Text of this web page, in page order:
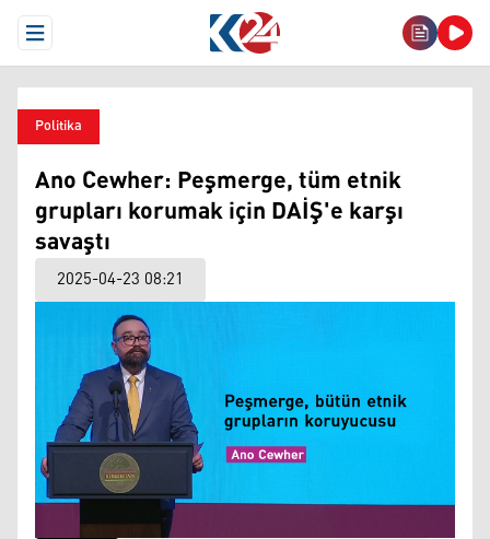
Open Menu
Politika
Ano Cewher: Peşmerge, tüm etnik
grupları korumak için DAİŞ'e karşı
savaştı
2025-04-23 08:21